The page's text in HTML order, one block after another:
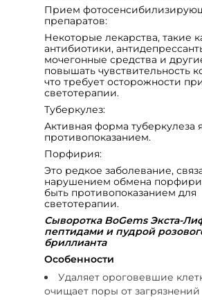
Прием
препаратов:
Некоторые лекарства, такие
антибиотики,
мочегонные средства и
повышать чувствительность
что требует осторожности
светотерапии.
Туберкулез:
Активная форма туберкулеза
противопоказанием.
Порфирия:
Это редкое заболевание,
нарушением обмена
быть противопоказанием для
светотерапии.
Сыворотка BoGems Экста-
пептидами и пудрой
бриллианта
Особенности
Удаляет ороговевшие
очищает поры от загрязнений